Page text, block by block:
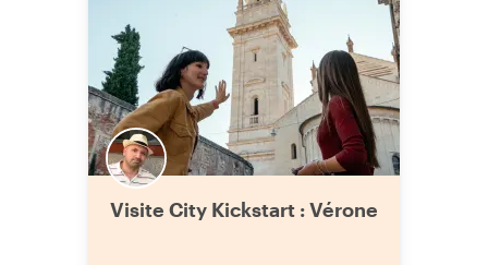
Visite City Kickstart : Vérone